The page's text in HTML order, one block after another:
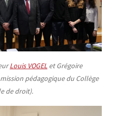
Louis VOGEL et Grégoire
mission pédagogique du Collège
de droit).